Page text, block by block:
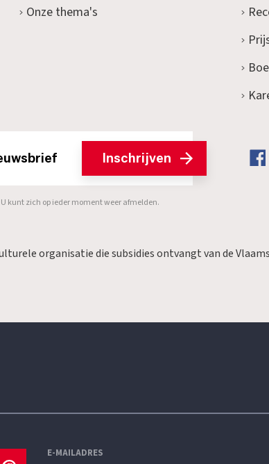
Onze thema's
Inschrijven
kunt zich op ieder moment weer afmelden.
organisatie die subsidies ontvangt van de
E-MAILADRES